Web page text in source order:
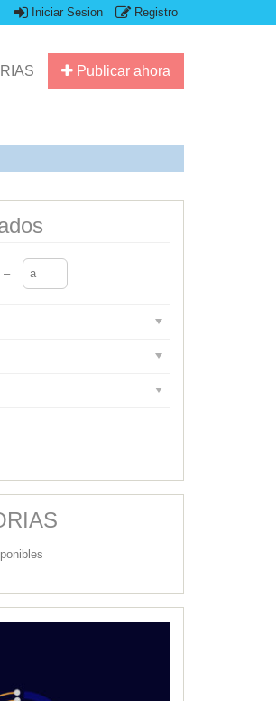
Iniciar Sesion Registro
Publicar ahora
–